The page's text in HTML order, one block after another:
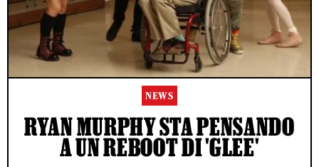
NEWS
RYAN MURPHY STA PENSANDO
A UN REBOOT DI 'GLEE'